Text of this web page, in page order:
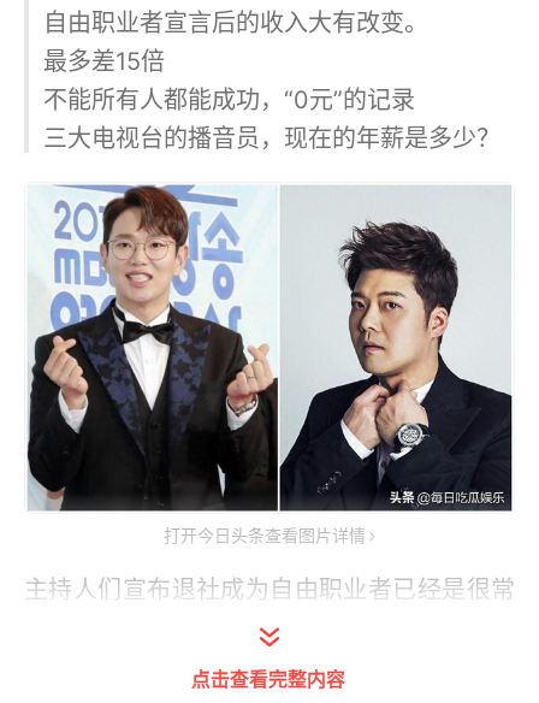
自由职业者宣言后的收入大有改变。
最多差15倍
不能所有人都能成功，“0元”的记录
三大电视台的播音员，现在的年薪是多少？
打开今日头条查看图片详情
主持人们宣布退社成为自由职业者已经是很常
见的事情了。因为当上艺人的时候成功的事例
变多了但是固定拿月薪的日子一去不复返，心
点击查看完整内容